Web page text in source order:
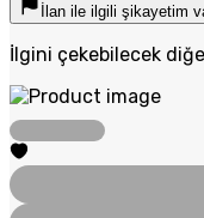
İlan ile ilgili şikayetim
İlgini çekebilecek